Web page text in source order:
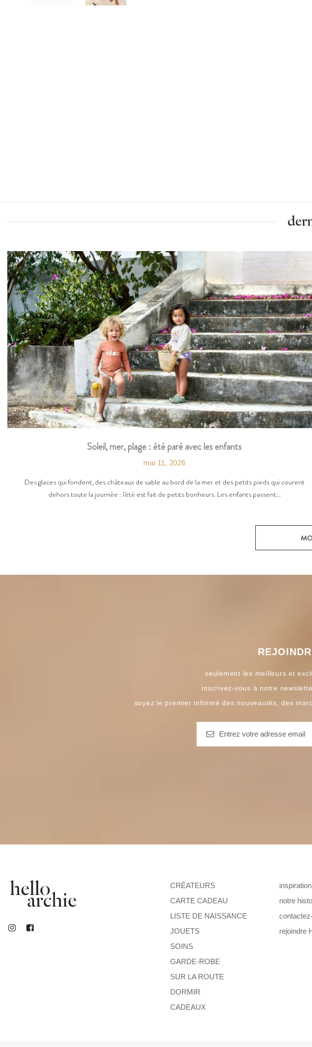
Soleil, mer, plage : été paré avec les enfants
mai 11, 2026
Des glaces qui fondent, des châteaux de sable au bord de la mer et des petits pieds qui courent
dehors toute la journée : l'été est fait de petits bonheurs. Les enfants passent...
seulement les meilleurs et
inscrivez-vous à notre
soyez le premier informé des nouveautés, des
CRÉATEURS
CARTE CADEAU
LISTE DE NAISSANCE
JOUETS
SOINS
GARDE-ROBE
SUR LA ROUTE
DORMIR
CADEAUX
inspiration
notre
rejoindre